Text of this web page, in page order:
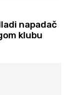
napadač
klubu